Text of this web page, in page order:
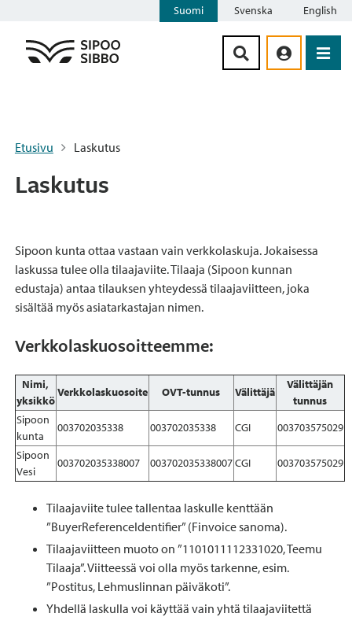
Suomi Svenska English
Etusivu Laskutus
Laskutus
Sipoon kunta ottaa vastaan vain verkkolaskuja. Jokaisessa
laskussa tulee olla tilaajaviite. Tilaaja (Sipoon kunnan
edustaja) antaa tilauksen yhteydessä tilaajaviitteen, joka
sisältää myös asiatarkastajan nimen.
Verkkolaskuosoitteemme:
Nimi,
yksikkö
Verkkolaskuosoite OVT-tunnus Välittäjä
Välittäjän
tunnus
Sipoon
kunta
003702035338 003702035338 CGI
003703575029
Sipoon
Vesi
003702035338007 003702035338007CGI 003703575029
Tilaajaviite tulee tallentaa laskulle kenttään
”BuyerReferenceIdentifier” (Finvoice sanoma).
Tilaajaviitteen muoto on ”1101011112331020, Teemu
Tilaaja”. Viitteessä voi olla myös tarkenne, esim.
”Postitus, Lehmuslinnan päiväkoti”.
Yhdellä laskulla voi käyttää vain yhtä tilaajaviitettä